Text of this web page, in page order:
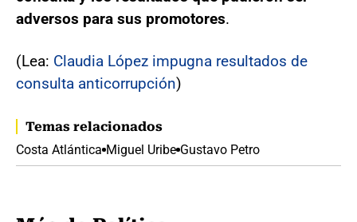
adversos para sus promotores.
(Lea: Claudia López impugna resultados de
consulta anticorrupción)
Temas relacionados
Costa Atlántica Miguel Uribe Gustavo Petro